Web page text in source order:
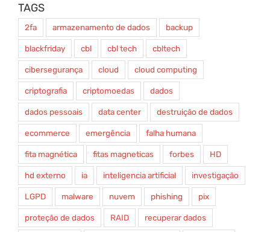
TAGS
2fa armazenamento de dados backup
blackfriday cbl cbl tech cbltech
cibersegurança cloud cloud computing
criptografia criptomoedas dados
dados pessoais data center destruição de dados
ecommerce emergência falha humana
fita magnética fitas magneticas forbes HD
hd externo ia inteligencia artificial investigação
LGPD malware nuvem phishing pix
proteção de dados RAID recuperar dados